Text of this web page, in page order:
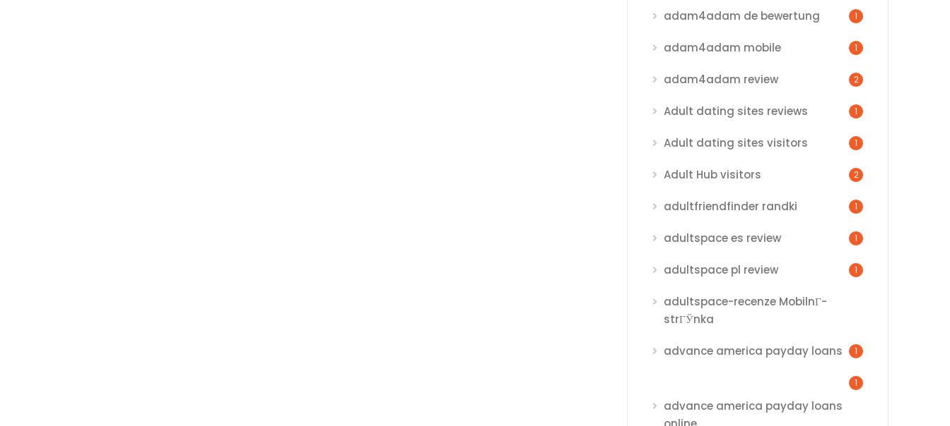
adam4adam de bewertung 1
adam4adam mobile 1
adam4adam review 2
Adult dating sites reviews 1
Adult dating sites visitors 1
Adult Hub visitors 2
adultfriendfinder randki 1
adultspace es review 1
adultspace pl review 1
adultspace-recenze MobilnГ­
strГЎnka
1
advance america payday loans
1
advance america payday loans